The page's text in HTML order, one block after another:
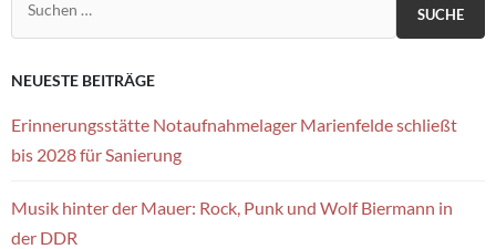
NEUESTE BEITRÄGE
Erinnerungsstätte Notaufnahmelager Marienfelde schließt
bis 2028 für Sanierung
Musik hinter der Mauer: Rock, Punk und Wolf Biermann in
der DDR